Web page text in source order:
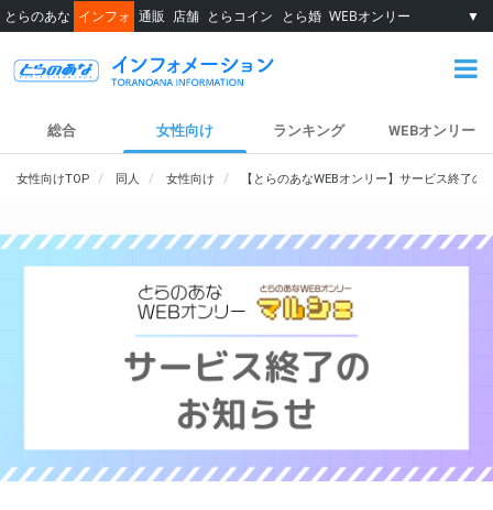
とらのあな インフォ 通販 店舗 とらコイン とら婚 WEBオンリー ▼
総合 女性向け ランキング WEBオンリー
女性向けTOP 同人 女性向け 【とらのあなWEBオンリー】サービス終了の